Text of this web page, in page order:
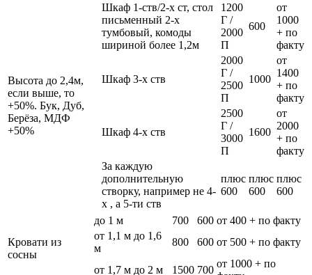
Высота до 2,4м,
если выше, то
+50%. Бук, Дуб,
Берёза, МДФ
+50%
Шкаф 1-ств/2-х ст, стол
письменный 2-х
тумбовый, комоды
шириной более 1,2м
1200
Г /
2000
П
600
от
1000
+ по
факту
Шкаф 3-х ств
2000
Г /
2500
П
1000
от
1400
+ по
факту
Шкаф 4-х ств
2500
Г /
3000
П
1600
от
2000
+ по
факту
За каждую
дополнительную
створку, например не 4-
х , а 5-ти ств
плюс
600
плюс
600
плюс
600
Кровати из
сосны
до 1 м 700 600 от 400 + по факту
от 1,1 м до 1,6
м
800 600 от 500 + по факту
от 1,7 м до 2 м 1500 700
от 1000 + по